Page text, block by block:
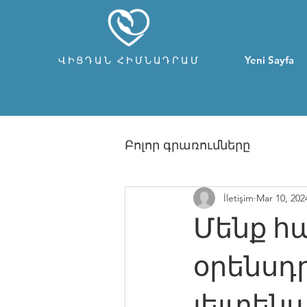
ՎԻՑԴԱՆ ՀԻՄՆԱԴՐԱՄ Yeni Sayfa
Բոլոր գրառումները
Մենք
İletişim Mar 10,